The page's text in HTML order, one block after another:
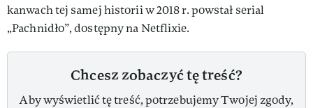
kanwach tej samej historii w 2018 r. powstał serial
„Pachnidło”, dostępny na Netflixie.
Chcesz zobaczyć tę treść?
Aby wyświetlić tę treść, potrzebujemy Twojej zgody,